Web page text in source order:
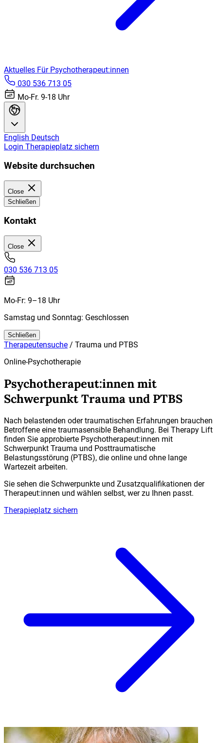
Aktuelles Für Psychotherapeut:innen
030 536 713 05
Mo-Fr. 9-18 Uhr
English Deutsch
Login Therapieplatz sichern
Website durchsuchen
Close
Schließen
Kontakt
Close
030 536 713 05
Mo-Fr: 9–18 Uhr
Samstag und Sonntag: Geschlossen
Schließen
Therapeutensuche / Trauma und PTBS
Online-Psychotherapie
Psychotherapeut:innen mit
Schwerpunkt Trauma und PTBS
Nach belastenden oder traumatischen Erfahrungen brauchen
Betroffene eine traumasensible Behandlung. Bei Therapy Lift
finden Sie approbierte Psychotherapeut:innen mit
Schwerpunkt Trauma und Posttraumatische
Belastungsstörung (PTBS), die online und ohne lange
Wartezeit arbeiten.
Sie sehen die Schwerpunkte und Zusatzqualifikationen der
Therapeut:innen und wählen selbst, wer zu Ihnen passt.
Therapieplatz sichern